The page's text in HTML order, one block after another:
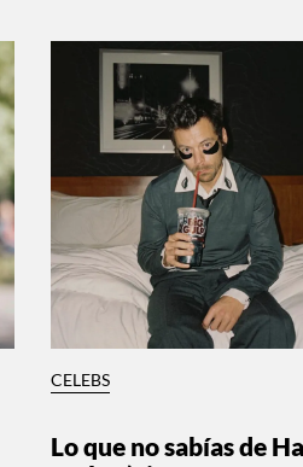
CELEBS
Lo que no sabías de